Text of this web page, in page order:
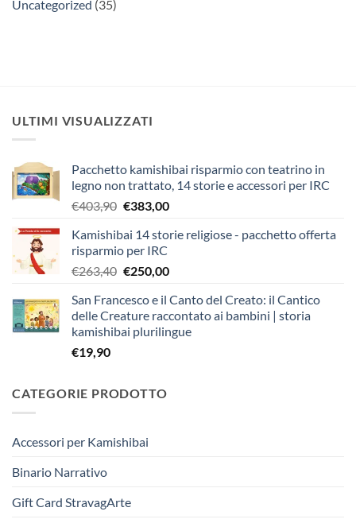
Uncategorized (35)
ULTIMI VISUALIZZATI
Pacchetto kamishibai risparmio con teatrino in
legno non trattato, 14 storie e accessori per IRC
€403,90 Il
originale
era:
€403,90.
€383,00Il
attuale
€383,00.
Kamishibai 14 storie religiose - pacchetto offerta
risparmio per IRC
€263,40 Il
originale
era:
€263,40.
€250,00Il
attuale
è:
€250,00.
San Francesco e il Canto del Creato: il Cantico
delle Creature raccontato ai bambini | storia
kamishibai plurilingue
€19,90
CATEGORIE PRODOTTO
Accessori per Kamishibai
Binario Narrativo
Gift Card StravagArte